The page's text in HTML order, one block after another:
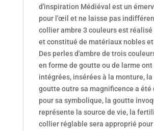
d'inspiration Médiéval est un
pour l'œil et ne laisse pas
collier ambre 3 couleurs est réalisé
et constitué de matériaux nobles
Des perles d'ambre de trois
en forme de goutte ou de larme ont
intégrées, insérées à la monture, la
goutte outre sa magnificence a été
pour sa symbolique, la goutte
représente la source de vie, la
collier réglable sera approprié